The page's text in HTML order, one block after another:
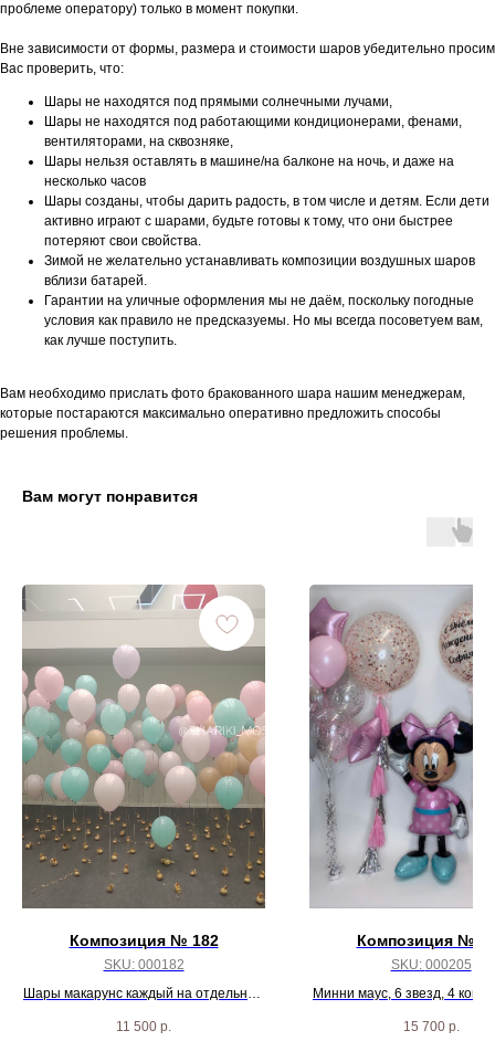
проблеме оператору) только в момент покупки.
Вне зависимости от формы, размера и стоимости шаров убедительно просим
Вас проверить, что:
Шары не находятся под прямыми солнечными лучами,
Шары не находятся под работающими кондиционерами, фенами,
вентиляторами, на сквозняке,
Шары нельзя оставлять в машине/на балконе на ночь, и даже на
несколько часов
Шары созданы, чтобы дарить радость, в том числе и детям. Если дети
активно играют с шарами, будьте готовы к тому, что они быстрее
потеряют свои свойства.
Зимой не желательно устанавливать композиции воздушных шаров
вблизи батарей.
Гарантии на уличные оформления мы не даём, поскольку погодные
условия как правило не предсказуемы. Но мы всегда посоветуем вам,
как лучше поступить.
Вам необходимо прислать фото бракованного шара нашим менеджерам,
которые постараются максимально оперативно предложить способы
решения проблемы.
Вам могут понравится
Композиция № 182
SKU: 000182
Шары макарунс каждый на отдельном
11 500 р.
Композиция №
SKU: 000205
Минни маус, 6 звезд, 4
15 700 р.